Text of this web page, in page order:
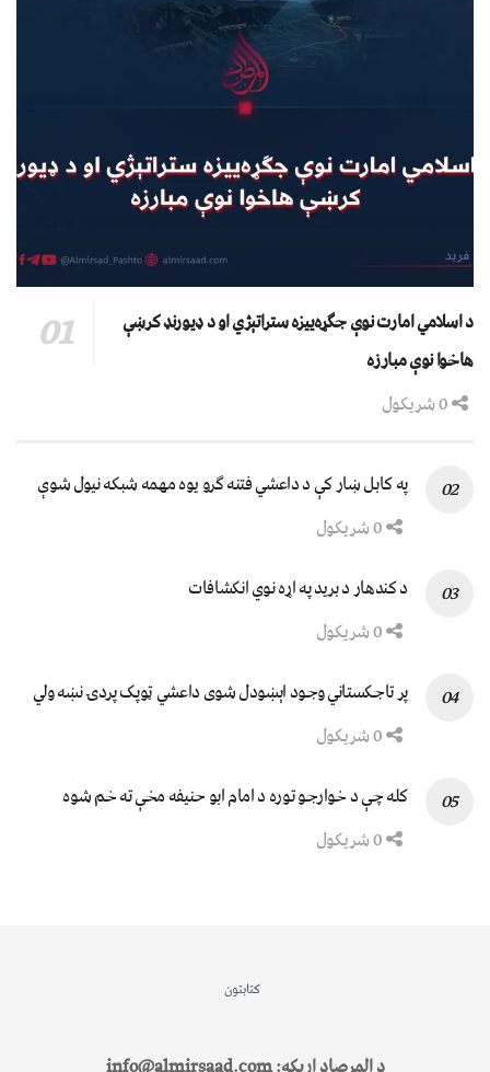
د اسلامي امارت نوې جګړه‌ییزه ستراتېژي او د ډیورنډ کرښې
هاخوا نوې مبارزه
په کابل ښار کې د داعشي فتنه ګرو يوه مهمه شبکه نيول شوې
د کندهار د برید په اړه نوي انکشافات
پر تاجکستاني وجود اېښودل شوی داعشي ټوپک پردۍ نښه ولي
کله چې د خوارجو توره د امام ابو حنیفه مخې ته خم شوه
کتابتون